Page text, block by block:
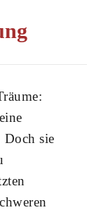
Doch sie